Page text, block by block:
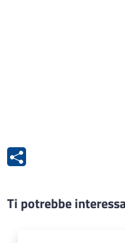
Ti potrebbe